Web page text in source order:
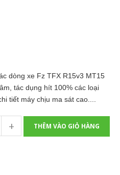
dòng xe Fz TFX R15v3 MT15
tác dụng hít 100% các loại
tiết máy chịu ma sát cao....
+ THÊM VÀO GIỎ HÀNG